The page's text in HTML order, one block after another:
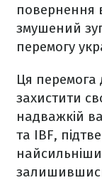
повернення
змушений
перемогу
Ця перемога
захистити
надважкій
та IBF,